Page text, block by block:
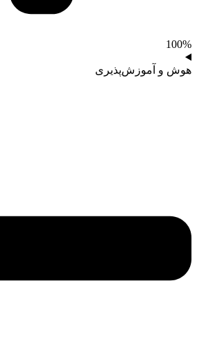
100%
هوش و آموزش‌پذیری